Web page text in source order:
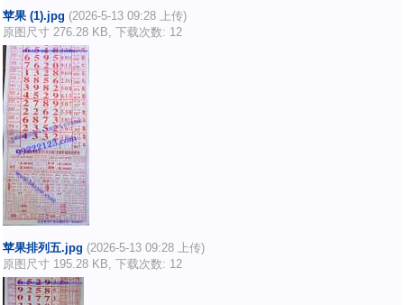
苹果 (1).jpg (2026-5-13 09:28 上传)
原图尺寸 276.28 KB, 下载次数: 12
苹果排列五.jpg (2026-5-13 09:28 上传)
原图尺寸 195.28 KB, 下载次数: 12